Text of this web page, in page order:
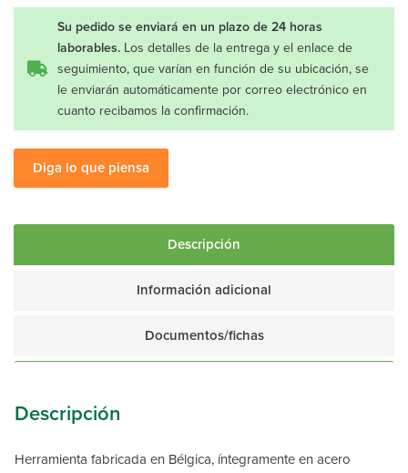
cantidad
Su pedido se enviará en un plazo de 24 horas
laborables. Los detalles de la entrega y el enlace de
seguimiento, que varían en función de su ubicación, se
le enviarán automáticamente por correo electrónico en
cuanto recibamos la confirmación.
Diga lo que piensa
Descripción
Información adicional
Documentos/fichas
Descripción
Herramienta fabricada en Bélgica, íntegramente en acero